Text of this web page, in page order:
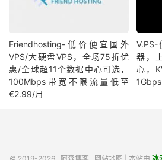
Friendhosting-低价便宜国外
VPS/大硬盘VPS，全场75折优
惠/全球超11个数据中心可选，
100Mbps带宽不限流量低至
€2.99/月
V.PS-
器，
心，